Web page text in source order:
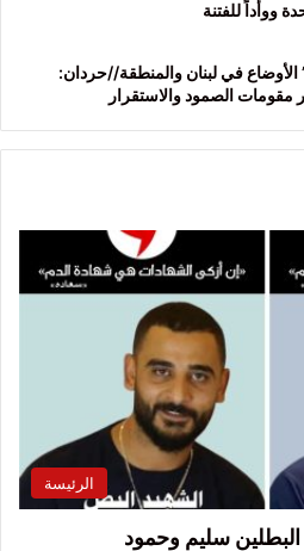
ووأداً للفتنة
في لبنان والمنطقة//حردان:
مقومات الصمود والاستقرار
الرئيسة
سليم وحمود